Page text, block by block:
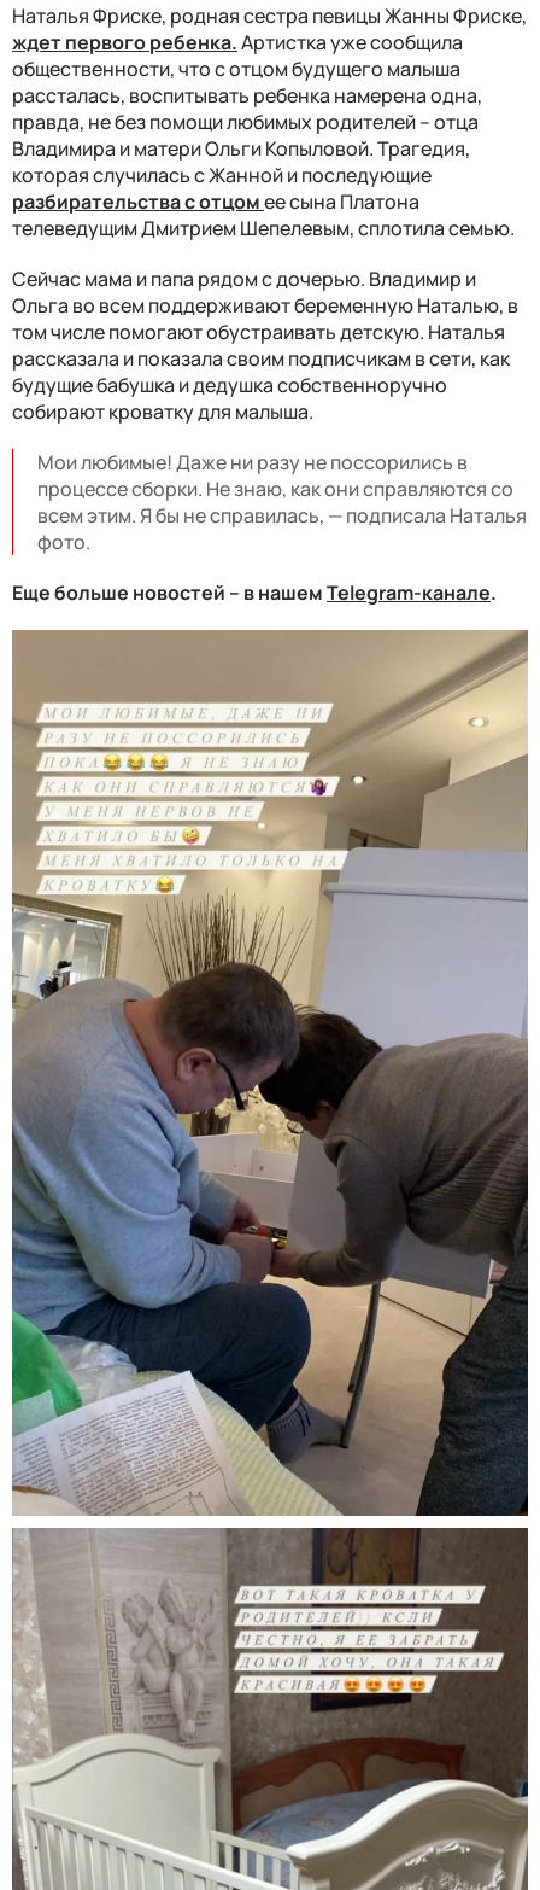
Наталья Фриске, родная сестра певицы Жанны Фриске,
ждет первого ребенка.Артистка уже сообщила
общественности, что с отцом будущего малыша
рассталась, воспитывать ребенка намерена одна,
правда, не без помощи любимых родителей – отца
Владимира и матери Ольги Копыловой. Трагедия,
которая случилась с Жанной и последующие
разбирательства с отцомее сына Платона
телеведущим Дмитрием Шепелевым, сплотила семью.
Сейчас мама и папа рядом с дочерью. Владимир и
Ольга во всем поддерживают беременную Наталью, в
том числе помогают обустраивать детскую. Наталья
рассказала и показала своим подписчикам в сети, как
будущие бабушка и дедушка собственноручно
собирают кроватку для малыша.
Мои любимые! Даже ни разу не поссорились в
процессе сборки. Не знаю, как они справляются со
всем этим. Я бы не справилась, — подписала Наталья
фото.
Еще больше новостей – в нашемTelegram-канале.